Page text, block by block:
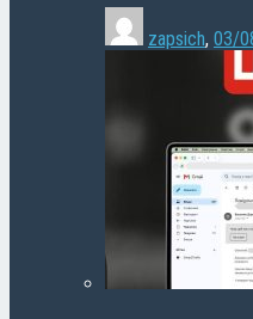
zapsich, 03/